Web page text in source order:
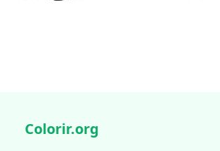
Colorir.org